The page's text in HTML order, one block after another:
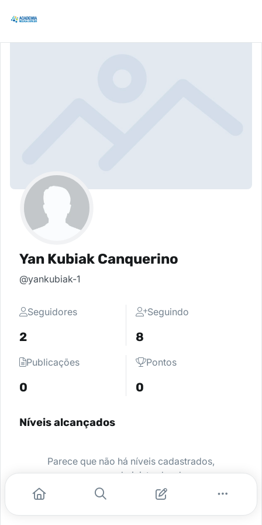
Yan Kubiak Canquerino
@yankubiak-1
Seguidores
2
Seguindo
8
Publicações
0
Pontos
0
Níveis alcançados
Parece que não há níveis cadastrados,
peça para o administrador da sua
comunidade ativar e comece a se